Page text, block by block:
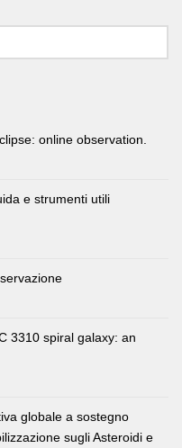
online observation.
e strumenti utili
3310 spiral galaxy: an
globale a sostegno
sugli Asteroidi e